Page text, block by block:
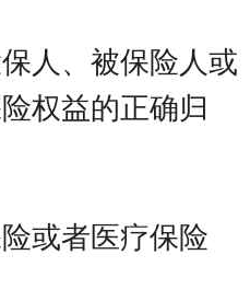
人、被保险人或
权益的正确归
或者医疗保险